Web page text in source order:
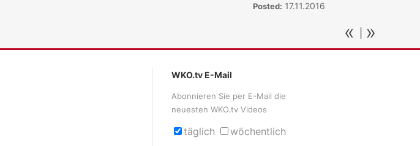
Posted: 17.11.2016
« »
WKO.tv E-Mail
Abonnieren Sie per E-Mail die
neuesten WKO.tv Videos
täglich wöchentlich